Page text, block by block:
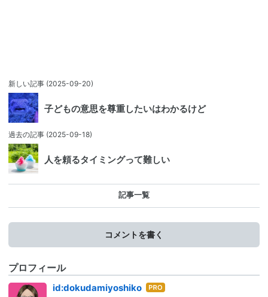
新しい記事 (2025-09-20)
子どもの意思を尊重したいはわかるけど
過去の記事 (2025-09-18)
人を頼るタイミングって難しい
記事一覧
コメントを書く
プロフィール
id:dokudamiyoshiko はて